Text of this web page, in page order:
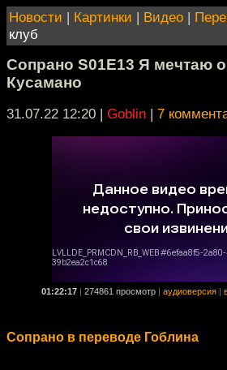
Новости | Картинки | Видео |
клуб
Сопрано S01E13 Я мечтаю
Кусамано
31.07.22 12:20 | Goblin | 7
01:22:17 274861 просмотр аудиоверсия
Сопрано в переводе Гоблина